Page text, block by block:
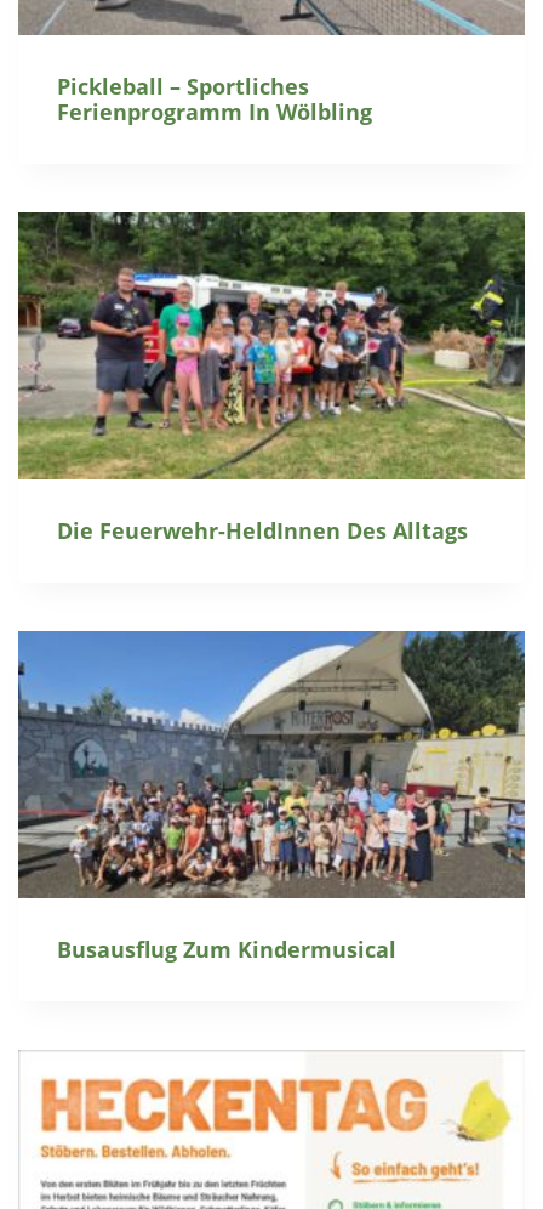
Pickleball – Sportliches
Ferienprogramm In Wölbling
Die Feuerwehr-HeldInnen Des Alltags
Busausflug Zum Kindermusical